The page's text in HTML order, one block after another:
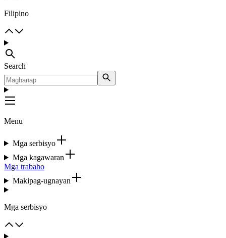
Filipino
Search
Menu
Mga serbisyo
Mga kagawaran
Mga trabaho
Makipag-ugnayan
Mga serbisyo